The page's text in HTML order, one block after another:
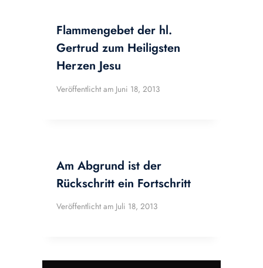
Flammengebet der hl.
Gertrud zum Heiligsten
Herzen Jesu
Veröffentlicht am Juni 18, 2013
Am Abgrund ist der
Rückschritt ein Fortschritt
Veröffentlicht am Juli 18, 2013